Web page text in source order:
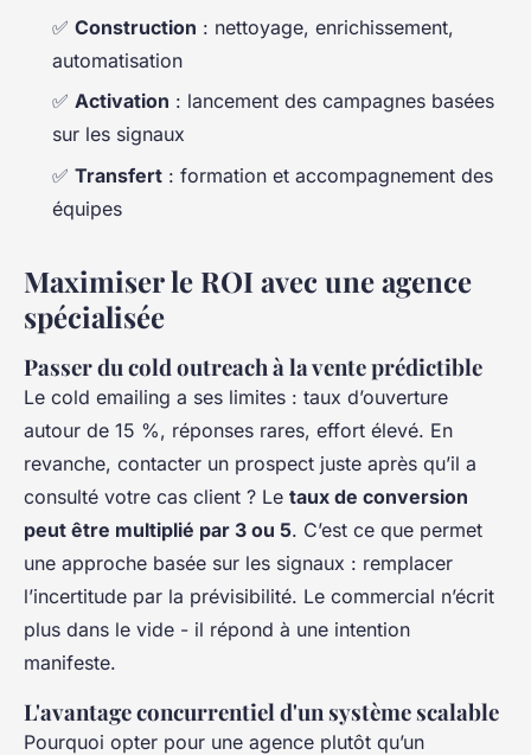
✅ Construction : nettoyage, enrichissement,
automatisation
✅ Activation : lancement des campagnes basées
sur les signaux
✅ Transfert : formation et accompagnement des
équipes
Maximiser le ROI avec une agence
spécialisée
Passer du cold outreach à la vente prédictible
Le cold emailing a ses limites : taux d’ouverture
autour de 15 %, réponses rares, effort élevé. En
revanche, contacter un prospect juste après qu’il a
consulté votre cas client ? Le taux de conversion
peut être multiplié par 3 ou 5. C’est ce que permet
une approche basée sur les signaux : remplacer
l’incertitude par la prévisibilité. Le commercial n’écrit
plus dans le vide - il répond à une intention
manifeste.
L'avantage concurrentiel d'un système scalable
Pourquoi opter pour une agence plutôt qu’un